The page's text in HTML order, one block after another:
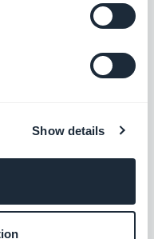
Show details
do revendedor